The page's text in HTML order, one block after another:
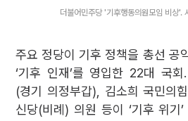
더불어민주당 '기후행동의원모임 비상'.
주요 정당이 기후 정책을 총선 공
‘기후 인재’를 영입한 22대 국
(경기 의정부갑), 김소희 국민의
신당(비례) 의원 등이 ‘기후 위기